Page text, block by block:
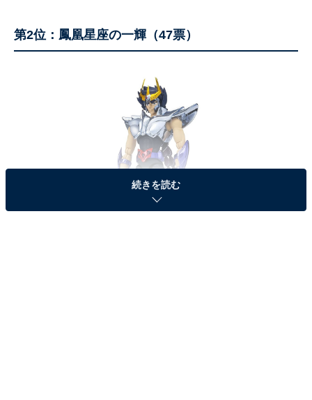
第2位：鳳凰星座の一輝（47票）
続きを読む